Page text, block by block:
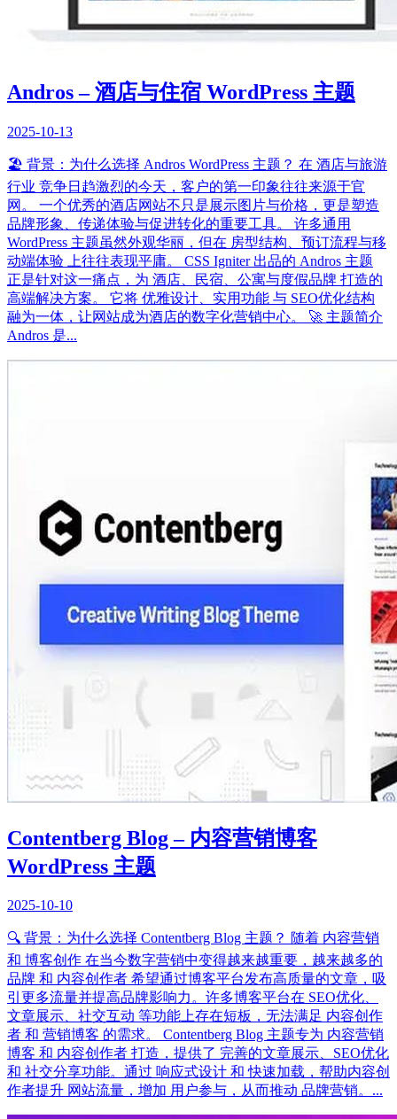
Andros – 酒店与住宿 WordPress 主题
2025-10-13
🏖️ 背景：为什么选择 Andros WordPress 主题？ 在 酒店与旅游
行业 竞争日趋激烈的今天，客户的第一印象往往来源于官
网。 一个优秀的酒店网站不只是展示图片与价格，更是塑造
品牌形象、传递体验与促进转化的重要工具。 许多通用
WordPress 主题虽然外观华丽，但在 房型结构、预订流程与移
动端体验 上往往表现平庸。 CSS Igniter 出品的 Andros 主题
正是针对这一痛点，为 酒店、民宿、公寓与度假品牌 打造的
高端解决方案。 它将 优雅设计、实用功能 与 SEO优化结构
融为一体，让网站成为酒店的数字化营销中心。 🚀 主题简介
Andros 是...
Contentberg Blog – 内容营销博客
WordPress 主题
2025-10-10
🔍 背景：为什么选择 Contentberg Blog 主题？ 随着 内容营销
和 博客创作 在当今数字营销中变得越来越重要，越来越多的
品牌 和 内容创作者 希望通过博客平台发布高质量的文章，吸
引更多流量并提高品牌影响力。许多博客平台在 SEO优化、
文章展示、社交互动 等功能上存在短板，无法满足 内容创作
者 和 营销博客 的需求。 Contentberg Blog 主题专为 内容营销
博客 和 内容创作者 打造，提供了 完善的文章展示、SEO优化
和 社交分享功能。通过 响应式设计 和 快速加载，帮助内容创
作者提升 网站流量，增加 用户参与，从而推动 品牌营销。...